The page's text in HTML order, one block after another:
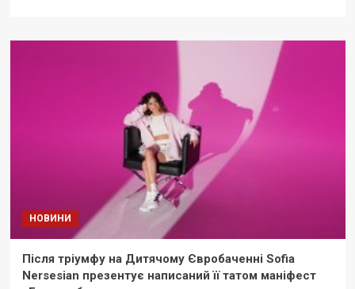
НОВИНИ
Після тріумфу на Дитячому Євробаченні Sofia
Nersesian презентує написаний її татом маніфест